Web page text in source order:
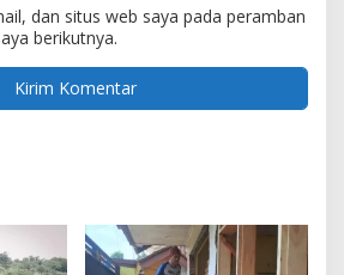
dan situs web saya pada peramban
berikutnya.